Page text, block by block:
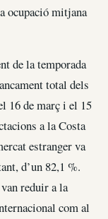
ocupació mitjana
de la temporada
total dels
16 de març i el 15
a la Costa
estranger va
d’un 82,1 %.
reduir a la
com al